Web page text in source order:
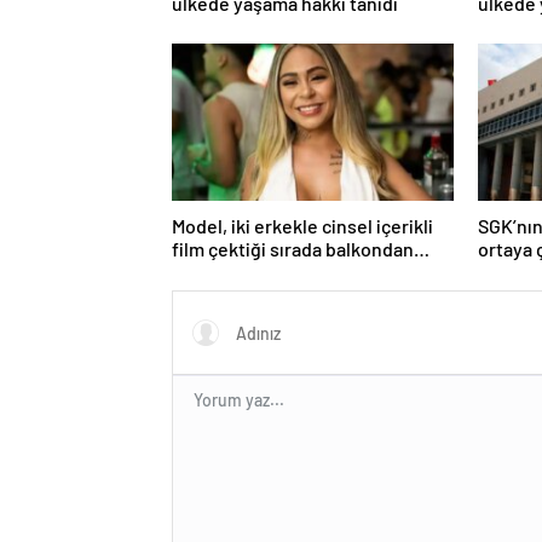
Model, iki erkekle cinsel içerikli
film çektiği sırada balkondan
ortaya